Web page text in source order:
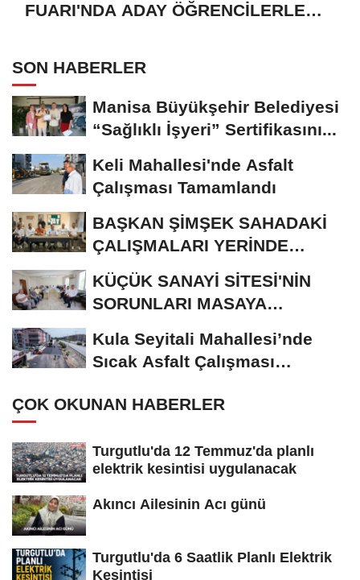
FUARI'NDA ADAY ÖĞRENCİLERLE
SON HABERLER
Manisa Büyükşehir Belediyesi
“Sağlıklı İşyeri” Sertifikasını...
Keli Mahallesi'nde Asfalt
Çalışması Tamamlandı
BAŞKAN ŞİMŞEK SAHADAKİ
ÇALIŞMALARI YERİNDE
İNCELEDİ
KÜÇÜK SANAYİ SİTESİ'NİN
SORUNLARI MASAYA
Kula Seyitali Mahallesi’nde
Sıcak Asfalt Çalışması
ÇOK OKUNAN HABERLER
Turgutlu'da 12 Temmuz'da planlı
elektrik kesintisi uygulanacak
Akıncı Ailesinin Acı günü
Turgutlu'da 6 Saatlik Planlı Elektrik
Kesintisi